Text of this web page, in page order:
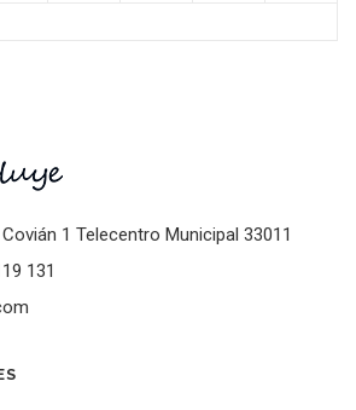
1 Telecentro Municipal 33011
131